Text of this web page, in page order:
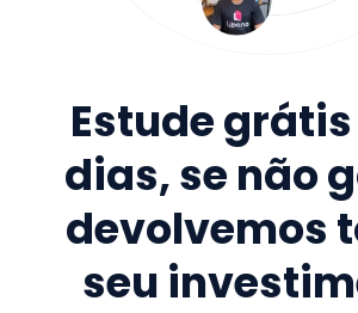
Estude grátis
dias, se não
devolvemos
seu